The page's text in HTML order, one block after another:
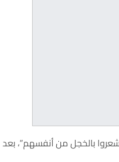
حتى “يشعروا بالخجل من أنفسهم”، بعد